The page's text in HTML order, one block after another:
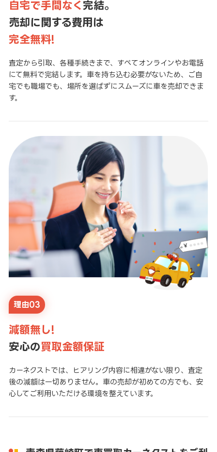
自宅で手間なく 完結。
売却に関する費用は
完全無料!
査定から引取、各種手続きまで、すべてオンラインやお電話
にて無料で完結します。車を持ち込む必要がないため、ご自
宅でも職場でも、場所を選ばずにスムーズに車を売却できま
す。
理由03
減額無し!
安心の買取金額保証
カーネクストでは、ヒアリング内容に相違がない限り、査定
後の減額は一切ありません。車の売却が初めての方でも、安
心してご利用いただける環境を整えています。